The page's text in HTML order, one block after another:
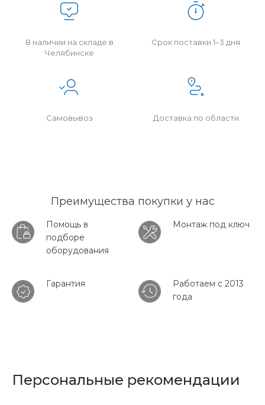
В наличии на складе в
Челябинске
Срок поставки 1–3 дня
Самовывоз Доставка по области
Преимущества покупки у нас
Помощь в
подборе
оборудования
Монтаж под ключ
Гарантия
Работаем с 2013
года
Персональные рекомендации